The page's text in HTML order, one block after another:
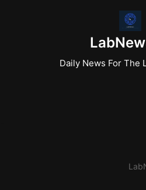
Daily News For The